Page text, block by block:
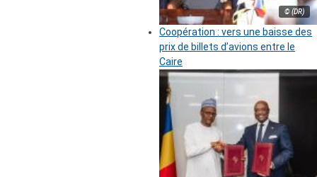
© (DR)
Coopération : vers une baisse des
prix de billets d’avions entre le
Caire